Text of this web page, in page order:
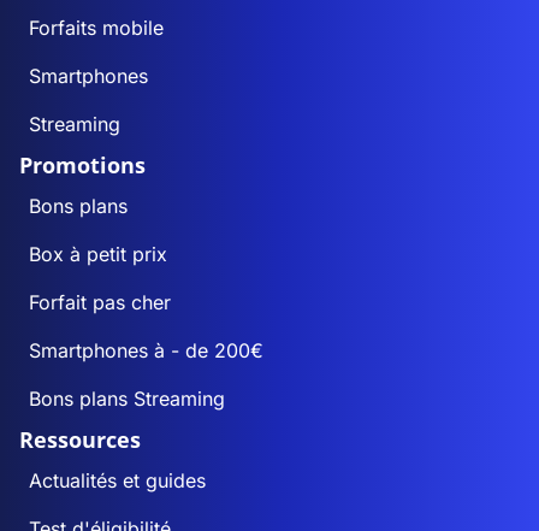
Forfaits mobile
Smartphones
Streaming
Promotions
Bons plans
Box à petit prix
Forfait pas cher
Smartphones à - de 200€
Bons plans Streaming
Ressources
Actualités et guides